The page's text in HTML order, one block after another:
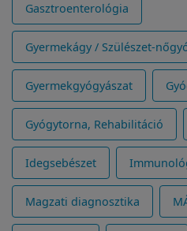
Gasztroenterológia
Gyermekágy / Szülészet-
Gyermekgyógyászat
Gyógytorna, Rehabilitáció
Idegsebészet
Magzati diagnosztika